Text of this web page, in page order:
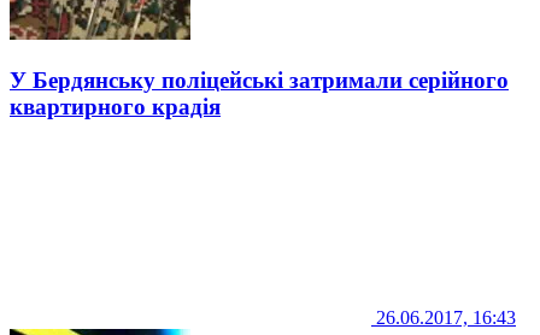
У Бердянську поліцейські затримали серійного
квартирного крадія
26.06.2017, 16:43